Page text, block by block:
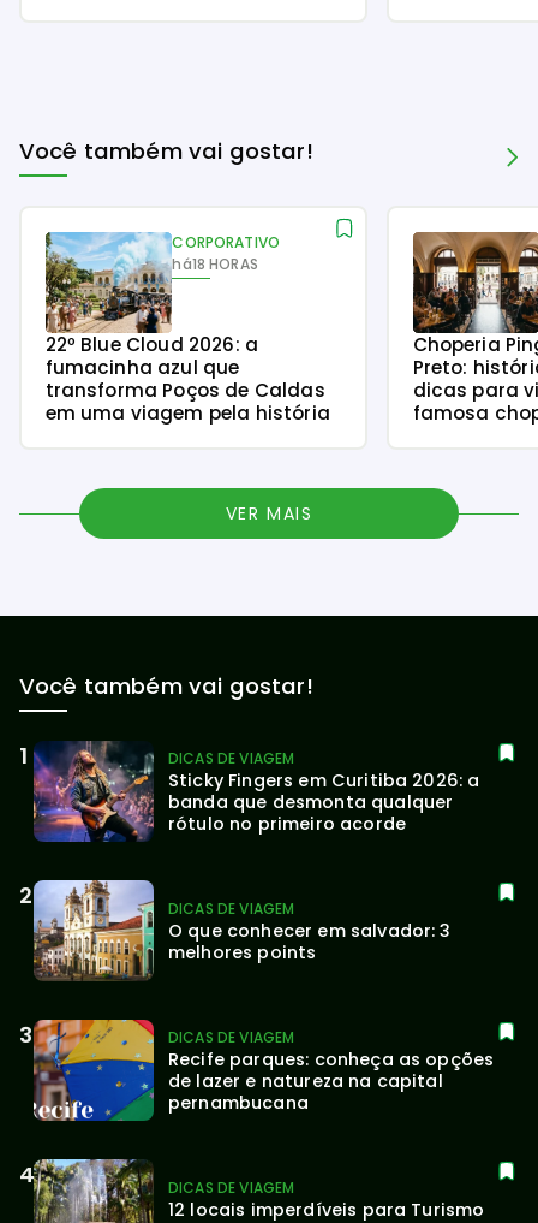
Você também vai gostar!
CORPORATIVO
há18 HORAS
22º Blue Cloud 2026: a
fumacinha azul que
transforma Poços de Caldas
em uma viagem pela história
Choperia
Preto:
dicas para
famosa
VER MAIS
Você também vai gostar!
DICAS DE VIAGEM
Sticky Fingers em Curitiba 2026: a
banda que desmonta qualquer
rótulo no primeiro acorde
DICAS DE VIAGEM
O que conhecer em salvador: 3
melhores points
DICAS DE VIAGEM
Recife parques: conheça as opções
de lazer e natureza na capital
pernambucana
DICAS DE VIAGEM
12 locais imperdíveis para Turismo